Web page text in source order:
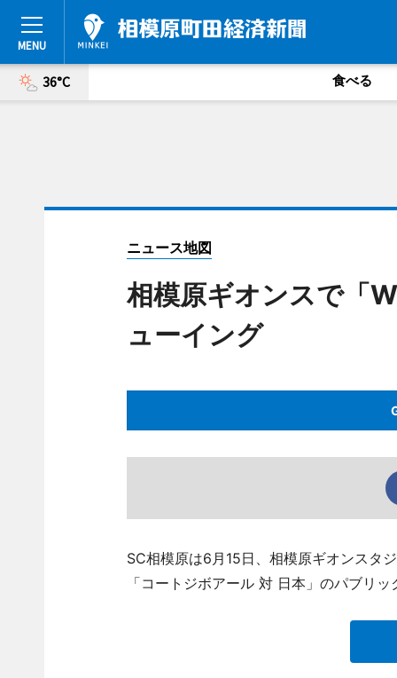
36°C 食べる
ニュース地図
相模原ギオンスで「
ューイング
SC相模原は6月15日、相模原ギオンスタ
「コートジボアール 対 日本」のパブリ